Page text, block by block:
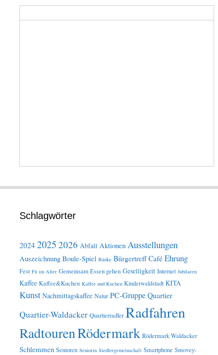
Schlagwörter
20242025 2026 Abfall Aktionen Ausstellungen
Auszeichnung Boule-Spiel Bänke BürgertreffCaféEhrung
Fest Fit im Alter Gemeinsam Essen gehen Geselligkeit Internet Jubilaren
Kaffee Kaffee&Kuchen Kaffee und Kuchen Kinderwaldstadt KITA
Kunst Nachmittagskaffee Natur PC-GruppeQuartier
Quartier-Waldacker Quartierradler Radfahren
RadtourenRödermark Rödermark Waldacker
Schlemmen Senioren Seniorin Siedlergemeinschaft Smartphone Smovey-